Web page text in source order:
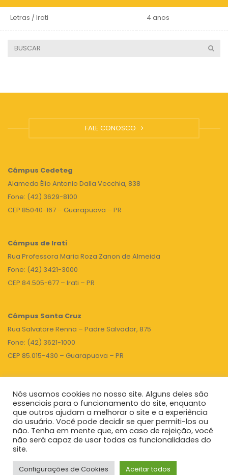
Letras / Irati 4 anos
FALE CONOSCO
Câmpus Cedeteg
Alameda Élio Antonio Dalla Vecchia, 838
Fone: (42) 3629-8100
CEP 85040-167 – Guarapuava – PR
Câmpus de Irati
Rua Professora Maria Roza Zanon de Almeida
Fone: (42) 3421-3000
CEP 84.505-677 – Irati – PR
Câmpus Santa Cruz
Rua Salvatore Renna – Padre Salvador, 875
Fone: (42) 3621-1000
CEP 85.015-430 – Guarapuava – PR
TOPO
Unicentro |Governo do Paraná|Seti| Agenda do Reitor
Nós usamos cookies no nosso site. Alguns deles são
essenciais para o funcionamento do site, enquanto
que outros ajudam a melhorar o site e a experiência
do usuário. Você pode decidir se quer permiti-los ou
não. Tenha em mente que, em caso de rejeição, você
não será capaz de usar todas as funcionalidades do
site.
Configurações de Cookies Aceitar todos